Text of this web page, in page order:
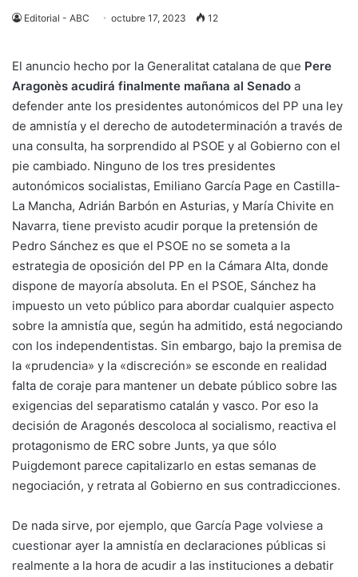
Editorial - ABC octubre 17, 2023 12
El anuncio hecho por la Generalitat catalana de que Pere
Aragonès acudirá finalmente mañana al Senado a
defender ante los presidentes autonómicos del PP una ley
de amnistía y el derecho de autodeterminación a través de
una consulta, ha sorprendido al PSOE y al Gobierno con el
pie cambiado. Ninguno de los tres presidentes
autonómicos socialistas, Emiliano García Page en Castilla-
La Mancha, Adrián Barbón en Asturias, y María Chivite en
Navarra, tiene previsto acudir porque la pretensión de
Pedro Sánchez es que el PSOE no se someta a la
estrategia de oposición del PP en la Cámara Alta, donde
dispone de mayoría absoluta. En el PSOE, Sánchez ha
impuesto un veto público para abordar cualquier aspecto
sobre la amnistía que, según ha admitido, está negociando
con los independentistas. Sin embargo, bajo la premisa de
la «prudencia» y la «discreción» se esconde en realidad
falta de coraje para mantener un debate público sobre las
exigencias del separatismo catalán y vasco. Por eso la
decisión de Aragonés descoloca al socialismo, reactiva el
protagonismo de ERC sobre Junts, ya que sólo
Puigdemont parece capitalizarlo en estas semanas de
negociación, y retrata al Gobierno en sus contradicciones.
De nada sirve, por ejemplo, que García Page volviese a
cuestionar ayer la amnistía en declaraciones públicas si
realmente a la hora de acudir a las instituciones a debatir